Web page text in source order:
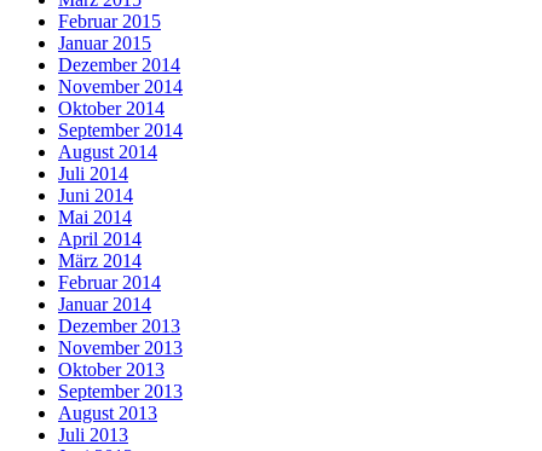
Februar 2015
Januar 2015
Dezember 2014
November 2014
Oktober 2014
September 2014
August 2014
Juli 2014
Juni 2014
Mai 2014
April 2014
März 2014
Februar 2014
Januar 2014
Dezember 2013
November 2013
Oktober 2013
September 2013
August 2013
Juli 2013